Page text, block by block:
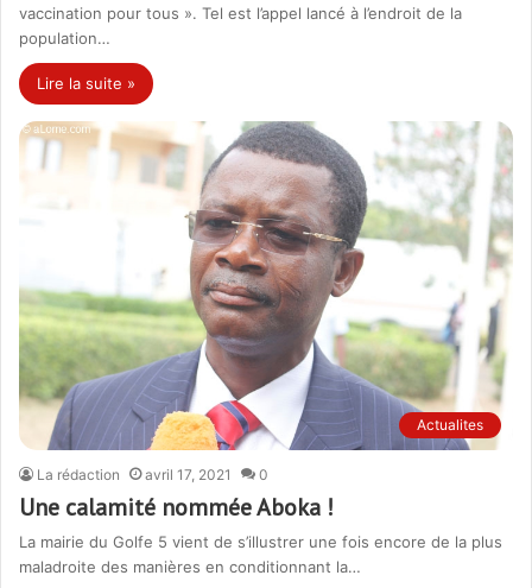
vaccination pour tous ». Tel est l’appel lancé à l’endroit de la
population…
Lire la suite »
Actualites
La rédaction avril 17, 2021 0
Une calamité nommée Aboka !
La mairie du Golfe 5 vient de s’illustrer une fois encore de la plus
maladroite des manières en conditionnant la…